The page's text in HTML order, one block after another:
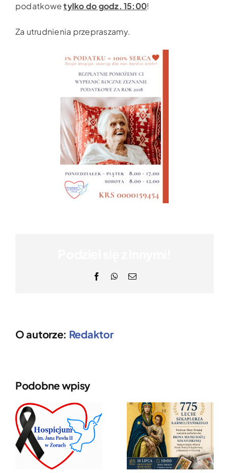
podatkowetylko do godz. 15:00!
Za utrudnienia przepraszamy.
FacebookWhatsApp
Email
O autorze: Redaktor
Podobne wpisy